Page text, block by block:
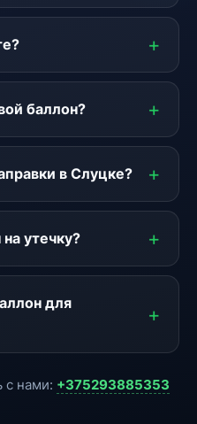
баллон?
в Слуцке?
утечку?
для
с нами: +375293885353